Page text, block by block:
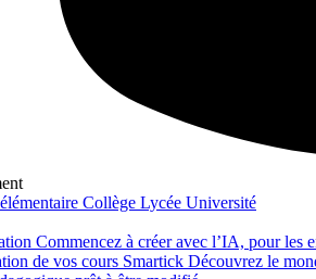
Collège Lycée Université
Commencez à créer avec l’IA, pour les
de vos cours Smartick Découvrez le